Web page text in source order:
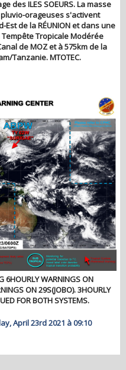
des ILES SOEURS. La masse
orageuses s'activent
de la RÉUNION et dans une
Tempête Tropicale Modérée
de MOZ et à 575km de la
Tanzanie. MTOTEC.
6HOURLY WARNINGS ON
ON 29S(JOBO). 3HOURLY
FOR BOTH SYSTEMS.
April 23rd 2021 à 09:10